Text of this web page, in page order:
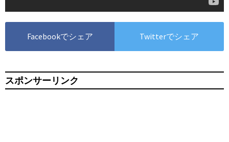
Facebookでシェア Twitterでシェア
スポンサーリンク